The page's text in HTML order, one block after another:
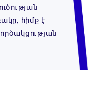
հիմք է